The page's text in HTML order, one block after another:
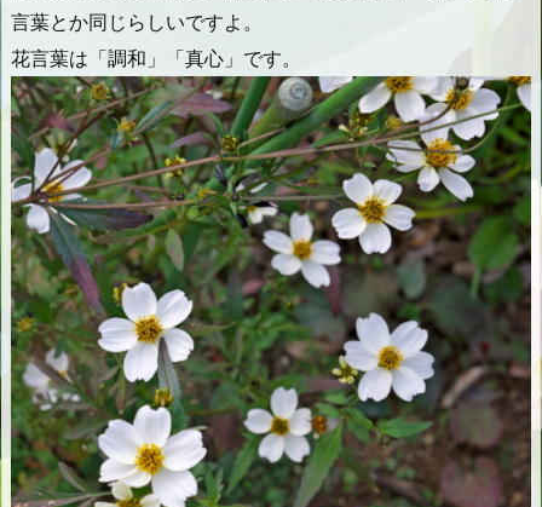
言葉とか同じらしいですよ。
花言葉は「調和」「真心」です。